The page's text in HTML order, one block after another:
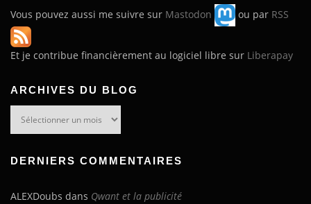
Vous pouvez aussi me suivre sur Mastodon ou par RSS
Et je contribue financièrement au logiciel libre sur Liberapay
ARCHIVES DU BLOG
DERNIERS COMMENTAIRES
ALEXDoubs dans Qwant et la publicité